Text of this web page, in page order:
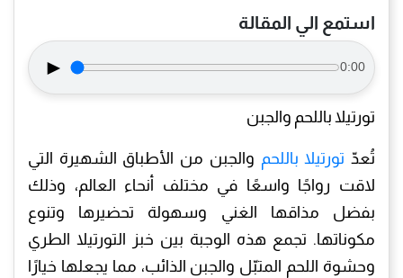
استمع الي المقالة
► 0:00
تورتيلا باللحم والجبن
تُعدّ تورتيلا باللحم والجبن من الأطباق الشهيرة التي
لاقت رواجًا واسعًا في مختلف أنحاء العالم، وذلك
بفضل مذاقها الغني وسهولة تحضيرها وتنوع
مكوناتها. تجمع هذه الوجبة بين خبز التورتيلا الطري
وحشوة اللحم المتبّل والجبن الذائب، مما يجعلها خيارًا